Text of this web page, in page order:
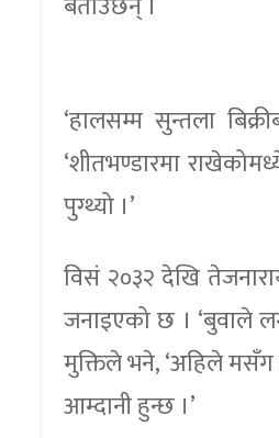
‘हालसम्म सुन्तला
‘शीतभण्डारमा
पुग्थ्यो ।’
विसं २०३२ देखि
जनाइएको छ । ‘बुवाले
मुक्तिले भने, ‘अहिले
आम्दानी हुन्छ ।’